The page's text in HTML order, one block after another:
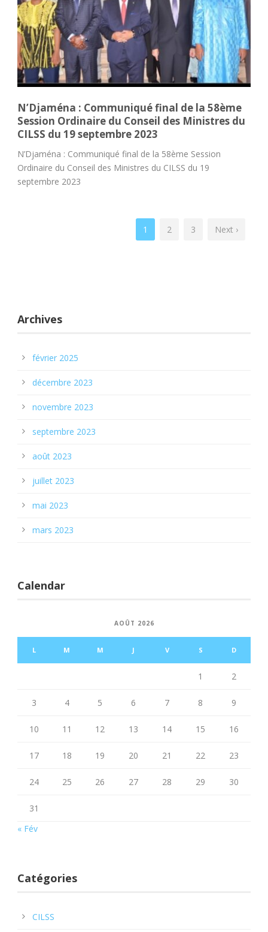
N’Djaména : Communiqué final de la 58ème
Session Ordinaire du Conseil des Ministres du
CILSS du 19 septembre 2023
N’Djaména : Communiqué final de la 58ème Session
Ordinaire du Conseil des Ministres du CILSS du 19
septembre 2023
1 2 3 Next ›
Archives
février 2025
décembre 2023
novembre 2023
septembre 2023
août 2023
juillet 2023
mai 2023
mars 2023
Calendar
AOÛT 2026
L M M J V S D
1 2
3 4 5 6 7 8 9
10 11 12 13 14 15 16
17 18 19 20 21 22 23
24 25 26 27 28 29 30
31
« Fév
Catégories
CILSS